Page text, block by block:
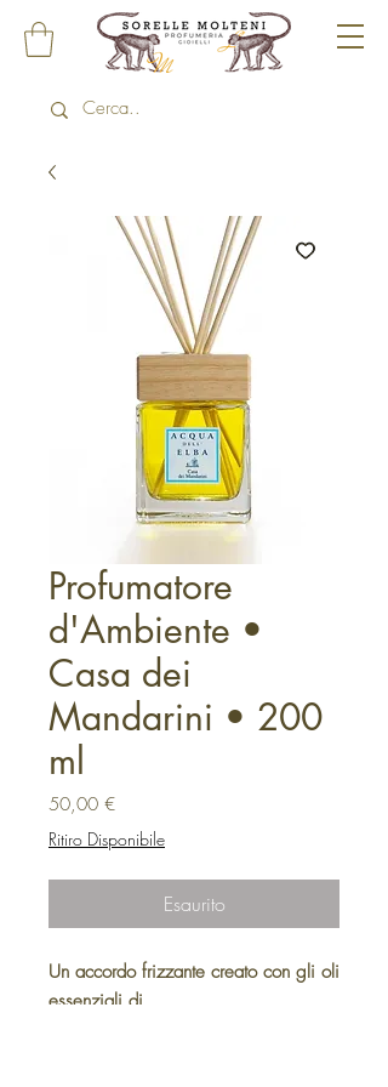
Profumatore
d'Ambiente •
Casa dei
Mandarini • 200
ml
50,00 €Prezzo
Ritiro Disponibile
Esaurito
Un accordo frizzante creato con gli oli
essenziali di